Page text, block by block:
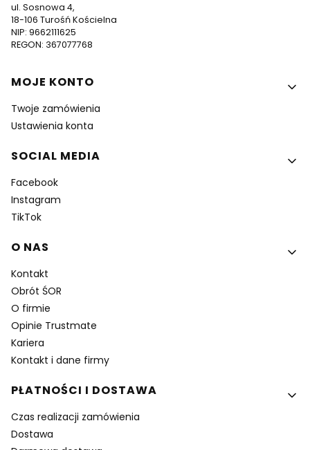
ul. Sosnowa 4,
18-106 Turośń Kościelna
NIP: 9662111625
REGON: 367077768
Linki w stopce
MOJE KONTO
Twoje zamówienia
Ustawienia konta
SOCIAL MEDIA
Facebook
Instagram
TikTok
O NAS
Kontakt
Obrót ŚOR
O firmie
Opinie Trustmate
Kariera
Kontakt i dane firmy
PŁATNOŚCI I DOSTAWA
Czas realizacji zamówienia
Dostawa